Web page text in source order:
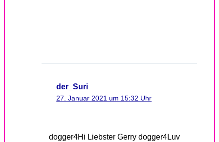
der_Suri
27. Januar 2021 um 15:32 Uhr
dogger4Hi Liebster Gerry dogger4Luv